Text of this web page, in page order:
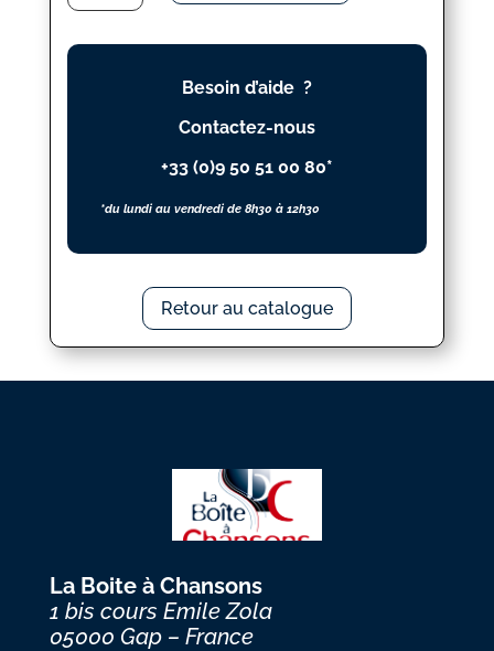
SI
MAMAN
Besoin d’aide ?
Contactez-nous
+33 (0)9 50 51 00 80*
*du lundi au vendredi de 8h30 à 12h30
Retour au catalogue
La Boite à Chansons
1 bis cours Emile Zola
05000 Gap – France